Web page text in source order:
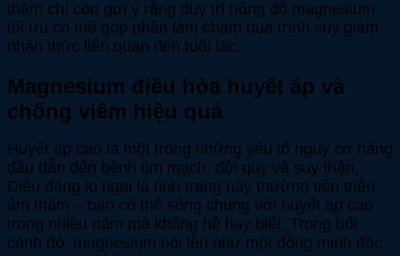
thậm chí còn gợi ý rằng duy trì nồng độ magnesium
tối ưu có thể góp phần làm chậm quá trình suy giảm
nhận thức liên quan đến tuổi tác.
Magnesium điều hòa huyết áp và
chống viêm hiệu quả
Huyết áp cao là một trong những yếu tố nguy cơ hàng
đầu dẫn đến bệnh tim mạch, đột quỵ và suy thận.
Điều đáng lo ngại là tình trạng này thường tiến triển
âm thầm – bạn có thể sống chung với huyết áp cao
trong nhiều năm mà không hề hay biết. Trong bối
cảnh đó, magnesium nổi lên như một đồng minh đắc